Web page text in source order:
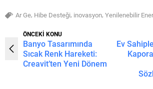
Ar Ge, Hibe Desteği, inovasyon, Yenilenebilir
ÖNCEKİ KONU
Banyo Tasarımında
Sıcak Renk Hareketi:
Creavit’ten Yeni Dönem
Ev